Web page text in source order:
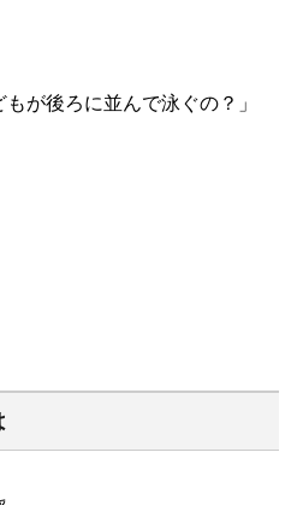
が後ろに並んで泳ぐの？」